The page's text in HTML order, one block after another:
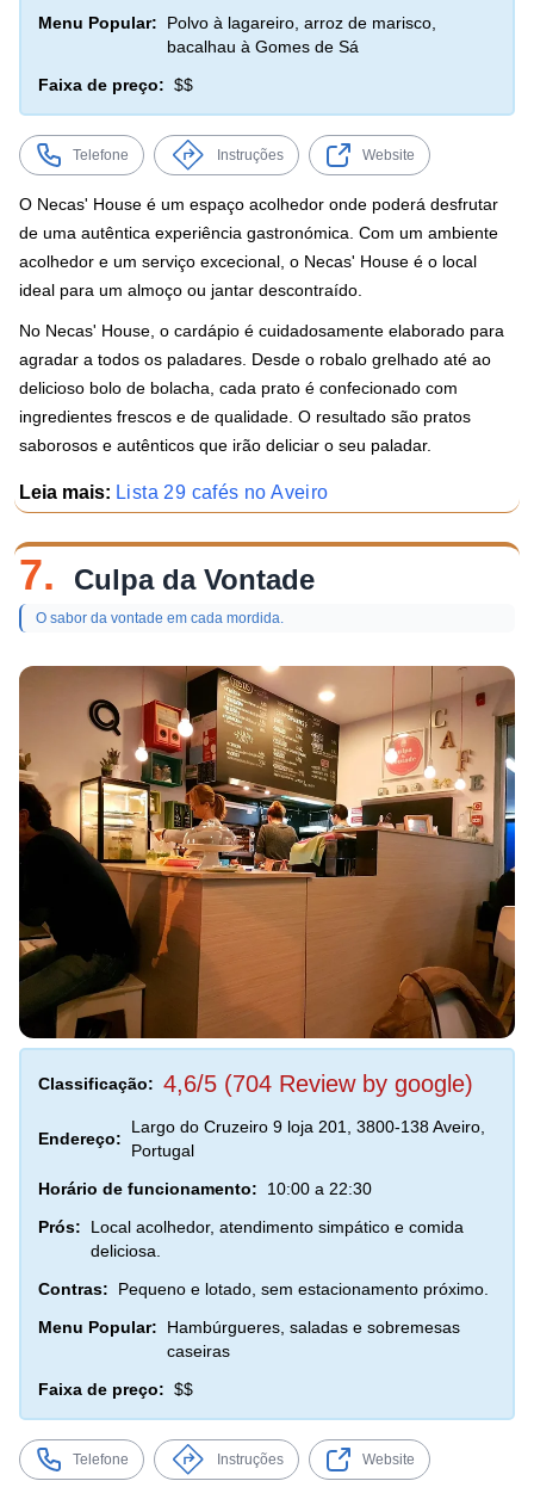
Menu Popular:
Polvo à lagareiro, arroz de marisco,
bacalhau à Gomes de Sá
Faixa de preço: $$
Telefone Instruções Website
O Necas' House é um espaço acolhedor onde poderá desfrutar
de uma autêntica experiência gastronómica. Com um ambiente
acolhedor e um serviço excecional, o Necas' House é o local
ideal para um almoço ou jantar descontraído.
No Necas' House, o cardápio é cuidadosamente elaborado para
agradar a todos os paladares. Desde o robalo grelhado até ao
delicioso bolo de bolacha, cada prato é confecionado com
ingredientes frescos e de qualidade. O resultado são pratos
saborosos e autênticos que irão deliciar o seu paladar.
Leia mais: Lista 29 cafés no Aveiro
7. Culpa da Vontade
O sabor da vontade em cada mordida.
Classificação: 4,6/5 (704 Review by google)
Endereço:
Largo do Cruzeiro 9 loja 201, 3800-138 Aveiro,
Portugal
Horário de funcionamento:
10:00 a 22:30
Prós:
Local acolhedor, atendimento simpático e comida
deliciosa.
Contras:
Pequeno e lotado, sem estacionamento próximo.
Menu Popular:
Hambúrgueres, saladas e sobremesas
caseiras
Faixa de preço: $$
Telefone Instruções Website